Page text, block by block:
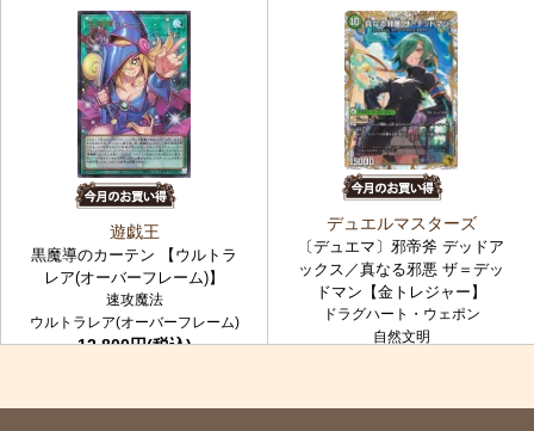
遊戯王
黒魔導のカーテン 【ウルトラ
レア(オーバーフレーム)】
速攻魔法
ウルトラレア(オーバーフレーム)
12,800円(税込)
デュエルマスターズ
〔デュエマ〕邪帝斧 デッドア
ックス／真なる邪悪 ザ＝デッ
ドマン【金トレジャー】
ドラグハート・ウェポン
自然文明